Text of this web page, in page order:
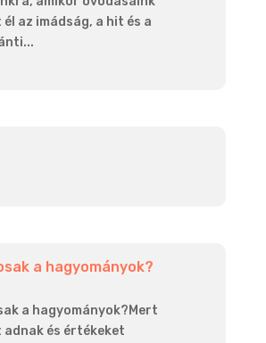
az imádság, a hit és a
a hagyományok?
a hagyományok?Mert
és értékeket